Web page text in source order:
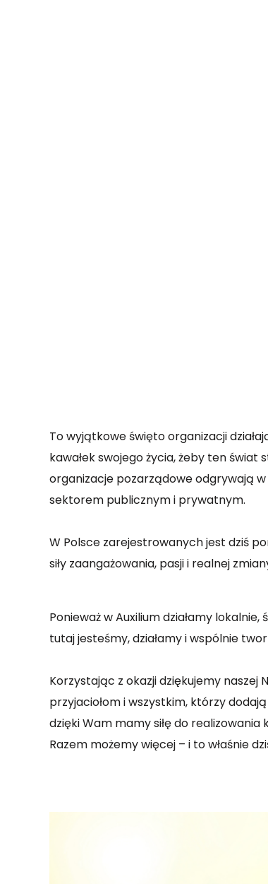
To wyjątkowe święto organizacji
kawałek swojego życia, żeby ten świat
organizacje pozarządowe odgrywają w
sektorem publicznym i prywatnym.
W Polsce zarejestrowanych jest dziś
siły zaangażowania, pasji i realnej
Ponieważ w Auxilium działamy
tutaj jesteśmy, działamy i wspólnie
Korzystając z okazji dziękujemy naszej
przyjaciołom i wszystkim, którzy
dzięki Wam mamy siłę do
Razem możemy więcej – i to właśnie